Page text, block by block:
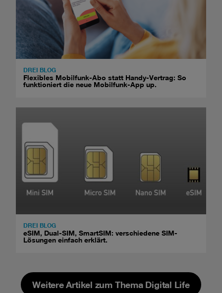
DREI BLOG
Flexibles Mobilfunk-Abo statt Handy-Vertrag: So
funktioniert die neue Mobilfunk-App up.
DREI BLOG
eSIM, Dual-SIM, SmartSIM: verschiedene SIM-
Lösungen einfach erklärt.
Weitere Artikel zum Thema Digital Life